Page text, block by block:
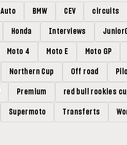
Auto BMW CEV circuits
Honda Interviews
Moto 4 Moto E Moto GP
Northern Cup Off road
Premium red bull rookies
Supermoto Transferts